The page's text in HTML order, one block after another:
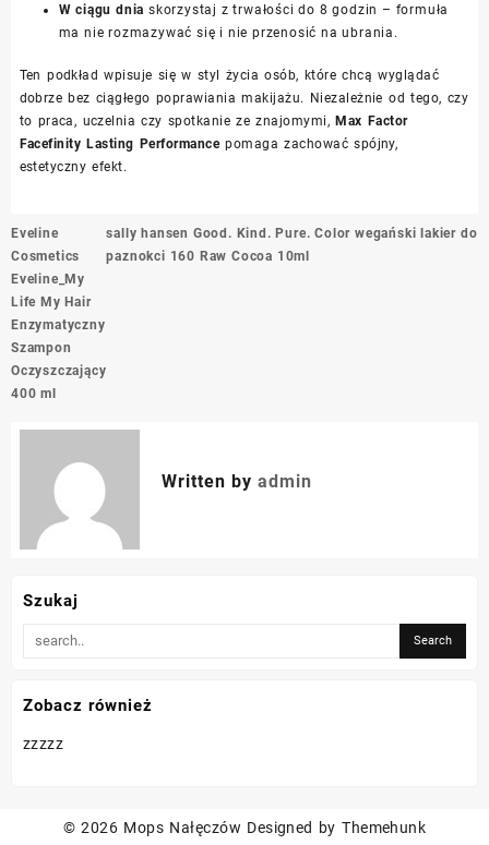
W ciągu dnia skorzystaj z trwałości do 8 godzin – formuła
ma nie rozmazywać się i nie przenosić na ubrania.
Ten podkład wpisuje się w styl życia osób, które chcą wyglądać
dobrze bez ciągłego poprawiania makijażu. Niezależnie od tego, czy
to praca, uczelnia czy spotkanie ze znajomymi,Max Factor
Facefinity Lasting Performancepomaga zachować spójny,
estetyczny efekt.
Nawigacja
wpisu
Eveline
Cosmetics
Eveline_My
Life My Hair
Enzymatyczny
Szampon
Oczyszczający
400 ml
sally hansen Good. Kind. Pure. Color wegański lakier do
paznokci 160 Raw Cocoa 10ml
Written by admin
Szukaj
Zobacz również
zzzzz
© 2026 Mops Nałęczów Designed by Themehunk